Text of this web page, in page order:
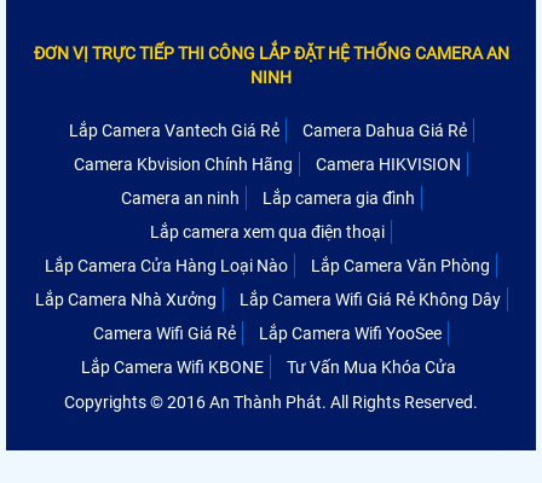
ĐƠN VỊ TRỰC TIẾP THI CÔNG LẮP ĐẶT HỆ THỐNG CAMERA AN
NINH
Lắp Camera Vantech Giá Rẻ
Camera Dahua Giá Rẻ
Camera Kbvision Chính Hãng
Camera HIKVISION
Camera an ninh
Lắp camera gia đình
Lắp camera xem qua điện thoại
Lắp Camera Cửa Hàng Loại Nào
Lắp Camera Văn Phòng
Lắp Camera Nhà Xưởng
Lắp Camera Wifi Giá Rẻ Không Dây
Camera Wifi Giá Rẻ
Lắp Camera Wifi YooSee
Lắp Camera Wifi KBONE
Tư Vấn Mua Khóa Cửa
Copyrights © 2016 An Thành Phát. All Rights Reserved.